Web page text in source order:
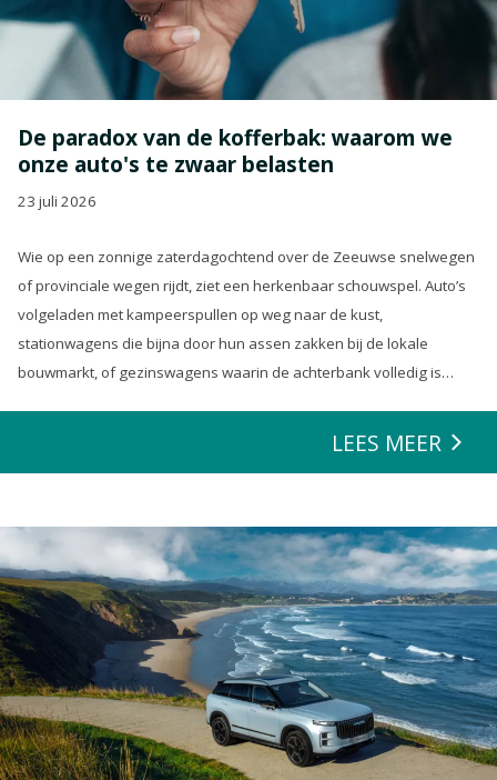
De paradox van de kofferbak: waarom we
onze auto's te zwaar belasten
23 juli 2026
Wie op een zonnige zaterdagochtend over de Zeeuwse snelwegen
of provinciale wegen rijdt, ziet een herkenbaar schouwspel. Auto’s
volgeladen met kampeerspullen op weg naar de kust,
stationwagens die bijna door hun assen zakken bij de lokale
bouwmarkt, of gezinswagens waarin de achterbank volledig is
zeulen. We houden van onze auto’s en we verwachten dat ze alles
LEES MEER